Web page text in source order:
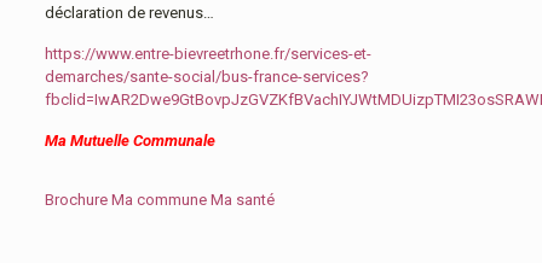
déclaration de revenus…
https://www.entre-bievreetrhone.fr/services-et-
demarches/sante-social/bus-france-services?
Ma Mutuelle Communale
Brochure Ma commune Ma santé